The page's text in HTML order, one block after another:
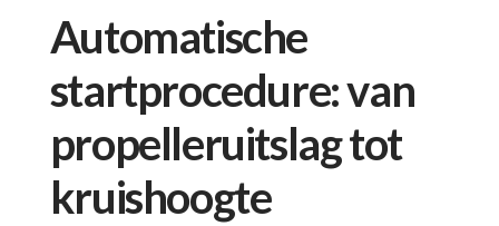
Automatische
startprocedure: van
propelleruitslag tot
kruishoogte